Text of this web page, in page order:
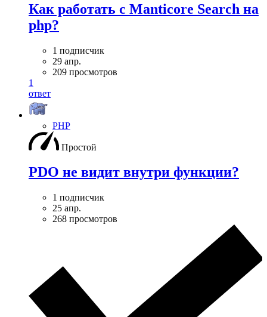
Как работать с Manticore Search на
php?
1 подписчик
29 апр.
209 просмотров
1
ответ
PHP
Простой
PDO не видит внутри функции?
1 подписчик
25 апр.
268 просмотров